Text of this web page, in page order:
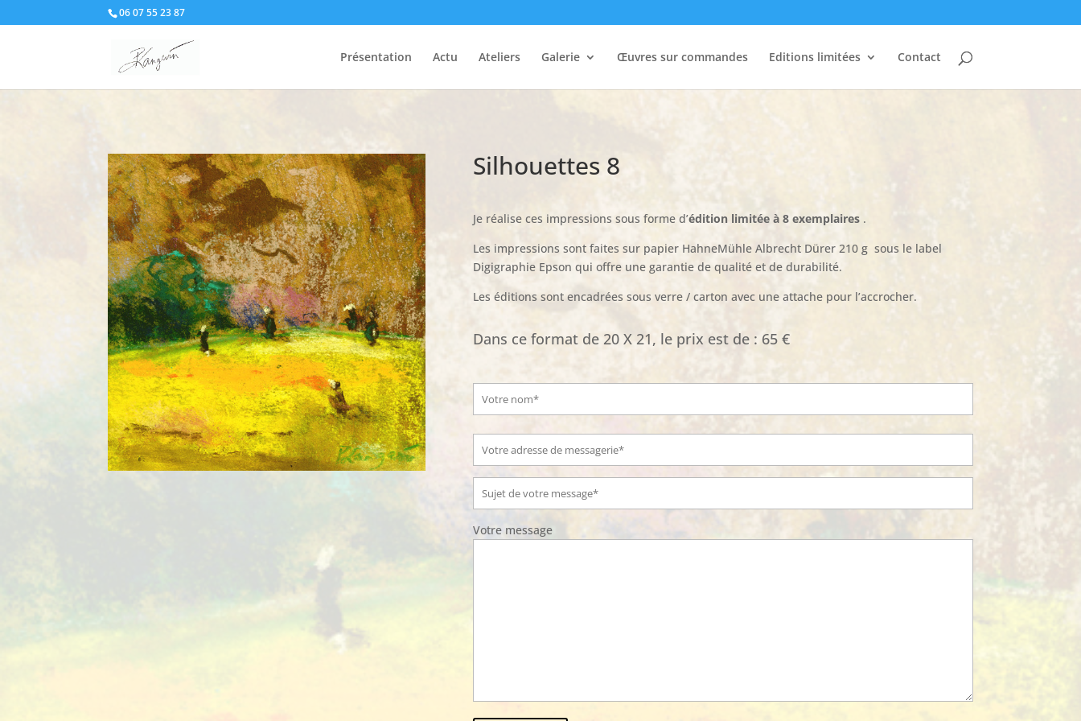
06 07 55 23 87
Présentation Actu Ateliers Galerie Œuvres sur commandes Editions limitées Contact
Silhouettes 8
Je réalise ces impressions sous forme d’édition limitée à 8 exemplaires .
Les impressions sont faites sur papier HahneMühle Albrecht Dürer 210 g sous le label
Digigraphie Epson qui offre une garantie de qualité et de durabilité.
Les éditions sont encadrées sous verre / carton avec une attache pour l’accrocher.
Dans ce format de 20 X 21, le prix est de : 65 €
Votre message